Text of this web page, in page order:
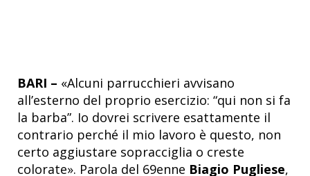
BARI – «Alcuni parrucchieri avvisano
all’esterno del proprio esercizio: “qui non si fa
la barba”. Io dovrei scrivere esattamente il
contrario perché il mio lavoro è questo, non
certo aggiustare sopracciglia o creste
colorate». Parola del 69enne Biagio Pugliese,